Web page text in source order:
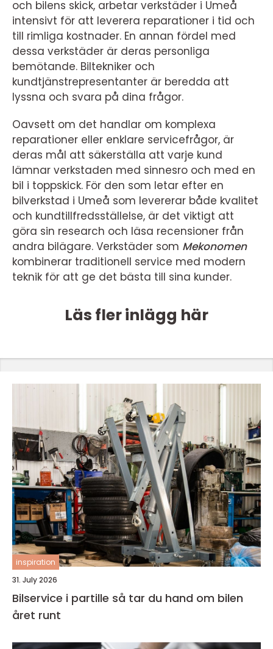
och bilens skick, arbetar verkstäder i Umeå
intensivt för att leverera reparationer i tid och
till rimliga kostnader. En annan fördel med
dessa verkstäder är deras personliga
bemötande. Biltekniker och
kundtjänstrepresentanter är beredda att
lyssna och svara på dina frågor.
Oavsett om det handlar om komplexa
reparationer eller enklare servicefrågor, är
deras mål att säkerställa att varje kund
lämnar verkstaden med sinnesro och med en
bil i toppskick. För den som letar efter en
bilverkstad i Umeå som levererar både kvalitet
och kundtillfredsställelse, är det viktigt att
göra sin research och läsa recensioner från
andra bilägare. Verkstäder som Mekonomen
kombinerar traditionell service med modern
teknik för att ge det bästa till sina kunder.
Läs fler inlägg här
inspiration
31. July 2026
Bilservice i partille så tar du hand om bilen
året runt